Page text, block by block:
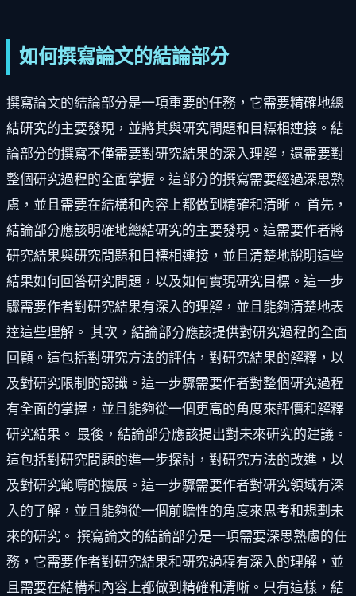
如何撰寫論文的結論部分
撰寫論文的結論部分是一項重要的任務，它需要精確地總
結研究的主要發現，並將其與研究問題和目標相連接。結
論部分的撰寫不僅需要對研究結果的深入理解，還需要對
整個研究過程的全面掌握。這部分的撰寫需要經過深思熟
慮，並且需要在結構和內容上都做到精確和清晰。 首先，
結論部分應該明確地總結研究的主要發現。這需要作者將
研究結果與研究問題和目標相連接，並且清楚地說明這些
結果如何回答研究問題，以及如何實現研究目標。這一步
驟需要作者對研究結果有深入的理解，並且能夠清楚地表
達這些理解。 其次，結論部分應該提供對研究過程的全面
回顧。這包括對研究方法的評估，對研究結果的解釋，以
及對研究限制的認識。這一步驟需要作者對整個研究過程
有全面的掌握，並且能夠從一個更高的角度來評價和解釋
研究結果。 最後，結論部分應該提出對未來研究的建議。
這包括對研究問題的進一步探討，對研究方法的改進，以
及對研究範疇的擴展。這一步驟需要作者對研究領域有深
入的了解，並且能夠從一個前瞻性的角度來思考和規劃未
來的研究。 撰寫論文的結論部分是一項需要深思熟慮的任
務，它需要作者對研究結果和研究過程有深入的理解，並
且需要在結構和內容上都做到精確和清晰。只有這樣，結